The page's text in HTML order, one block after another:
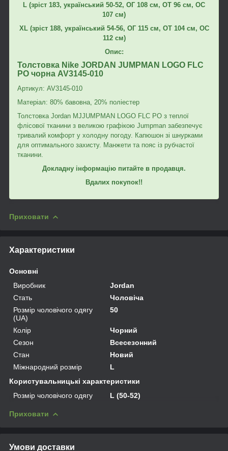
L (зріст 183, український 50-52, ОГ 108 см, ОТ 96 см, ОС
107 см)
XL (зріст 188, український 54-56, ОГ 115 см, ОТ 104 см, ОС
112 см)
Опис:
Толстовка Nike JORDAN JUMPMAN LOGO FLC
PO чорна AV3145-010
Артикул: AV3145-010
Матеріал: 80% бавовна, 20% поліестер
Толстовка Jordan MJJUMPMAN LOGO FLC PO з теплої
флісової тканини з великою графікою Jumpman забезпечує
тривалий комфорт у холодну погоду. Капюшон зі шнурками
для оптимального захисту. Манжети та пояс із рубчастої
тканини.
Докладну інформацію питайте в продавця.
Вдалих покупок!!
Приховати
Характеристики
Основні
Виробник
Jordan
Стать
Чоловіча
Розмір чоловічого одягу
(UA)
50
Колір
Чорний
Сезон
Всесезонний
Стан
Новий
Міжнародний розмір
L
Користувальницькі характеристики
Розмір чоловічого одягу
L (50-52)
Приховати
Умови доставки